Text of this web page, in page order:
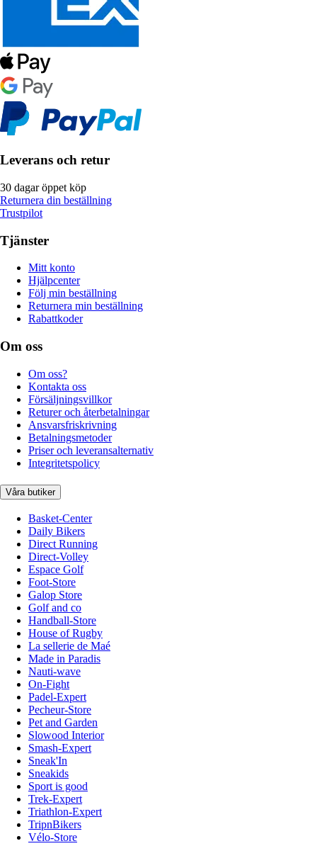
Leverans och retur
30 dagar öppet köp
Returnera din beställning
Trustpilot
Tjänster
Mitt konto
Hjälpcenter
Följ min beställning
Returnera min beställning
Rabattkoder
Om oss
Om oss?
Kontakta oss
Försäljningsvillkor
Returer och återbetalningar
Ansvarsfriskrivning
Betalningsmetoder
Priser och leveransalternativ
Integritetspolicy
Våra butiker
Basket-Center
Daily Bikers
Direct Running
Direct-Volley
Espace Golf
Foot-Store
Galop Store
Golf and co
Handball-Store
House of Rugby
La sellerie de Maé
Made in Paradis
Nauti-wave
On-Fight
Padel-Expert
Pecheur-Store
Pet and Garden
Slowood Interior
Smash-Expert
Sneak'In
Sneakids
Sport is good
Trek-Expert
Triathlon-Expert
TripnBikers
Vélo-Store